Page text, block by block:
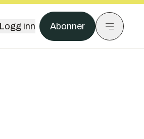
Logg inn Abonner